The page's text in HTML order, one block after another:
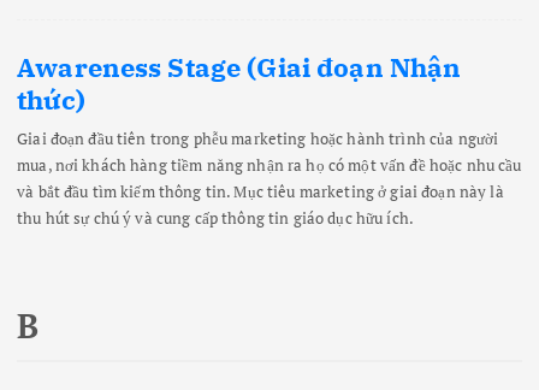
Awareness Stage (Giai đoạn Nhận
thức)
Giai đoạn đầu tiên trong phễu marketing hoặc hành trình của người
mua, nơi khách hàng tiềm năng nhận ra họ có một vấn đề hoặc nhu cầu
và bắt đầu tìm kiếm thông tin. Mục tiêu marketing ở giai đoạn này là
thu hút sự chú ý và cung cấp thông tin giáo dục hữu ích.
B